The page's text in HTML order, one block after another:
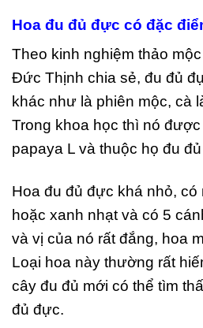
Hoa đu đủ đực có đặc
Theo kinh nghiệm thảo
Đức Thịnh chia sẻ, đu đủ
khác như là phiên mộc, cà
Trong khoa học thì nó
papaya L và thuộc họ đu
Hoa đu đủ đực khá nhỏ, có
hoặc xanh nhạt và có 5
và vị của nó rất đắng, hoa
Loại hoa này thường rất
cây đu đủ mới có thể tìm
đủ đực.